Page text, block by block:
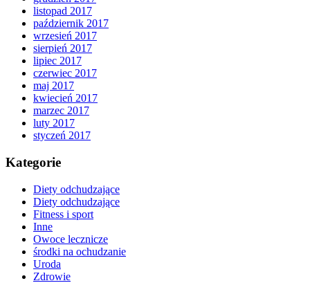
listopad 2017
październik 2017
wrzesień 2017
sierpień 2017
lipiec 2017
czerwiec 2017
maj 2017
kwiecień 2017
marzec 2017
luty 2017
styczeń 2017
Kategorie
Diety odchudzające
Diety odchudzające
Fitness i sport
Inne
Owoce lecznicze
środki na ochudzanie
Uroda
Zdrowie